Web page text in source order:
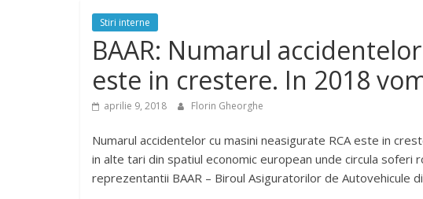
Stiri interne
BAAR: Numarul
este in crestere. In 2018
aprilie 9, 2018 Florin Gheorghe
Numarul accidentelor cu masini neasigurate RCA este in
in alte tari din spatiul economic european unde circula soferi
reprezentantii BAAR – Biroul Asiguratorilor de Autovehicule